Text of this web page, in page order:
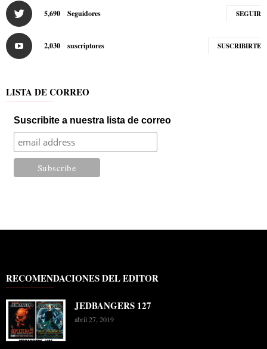
5,690 Seguidores SEGUIR
2,030 suscriptores SUSCRIBIRTE
LISTA DE CORREO
Suscribite a nuestra lista de correo
RECOMENDACIONES DEL EDITOR
JEDBANGERS 127
abril 27, 2019